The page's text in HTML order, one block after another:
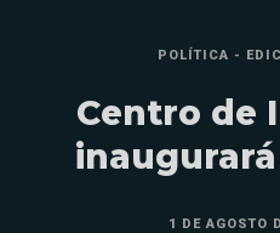
POLÍTICA -
Centro de
1 DE AGOSTO